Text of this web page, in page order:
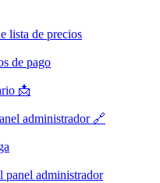
lista de precios
de pago
📩
administrador 🔗
panel administrador